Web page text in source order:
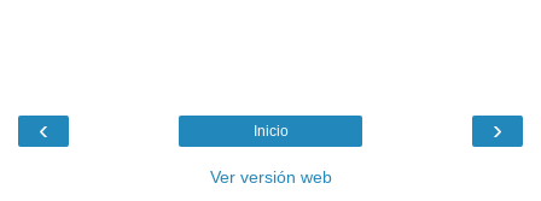
‹ ›
Inicio
Ver versión web